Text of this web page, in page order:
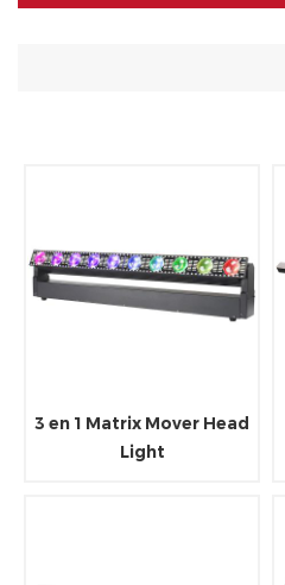
3 en 1 Matrix Mover Head
Light